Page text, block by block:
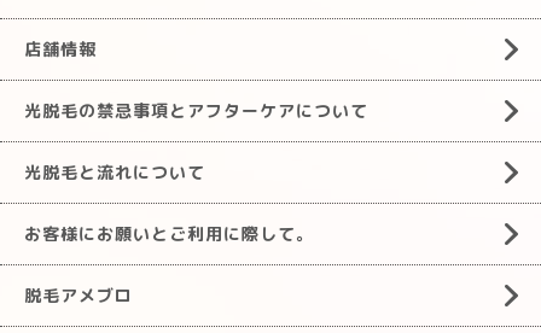
店舗情報
光脱毛の禁忌事項とアフターケアについて
光脱毛と流れについて
お客様にお願いとご利用に際して。
脱毛アメブロ